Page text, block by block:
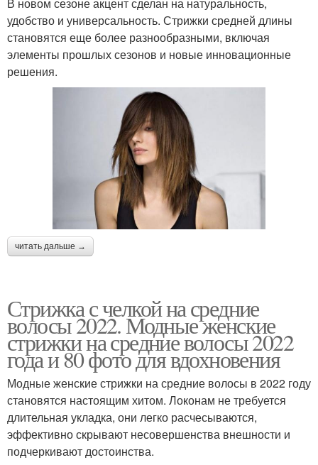
удобство и универсальность. Стрижки средней длины
становятся еще более разнообразными, включая
элементы прошлых сезонов и новые инновационные
решения.
читать дальше →
Стрижка с челкой на средние
волосы 2022. Модные женские
стрижки на средние волосы 2022
года и 80 фото для вдохновения
Модные женские стрижки на средние волосы в 2022 году
становятся настоящим хитом. Локонам не требуется
длительная укладка, они легко расчесываются,
эффективно скрывают несовершенства внешности и
подчеркивают достоинства.